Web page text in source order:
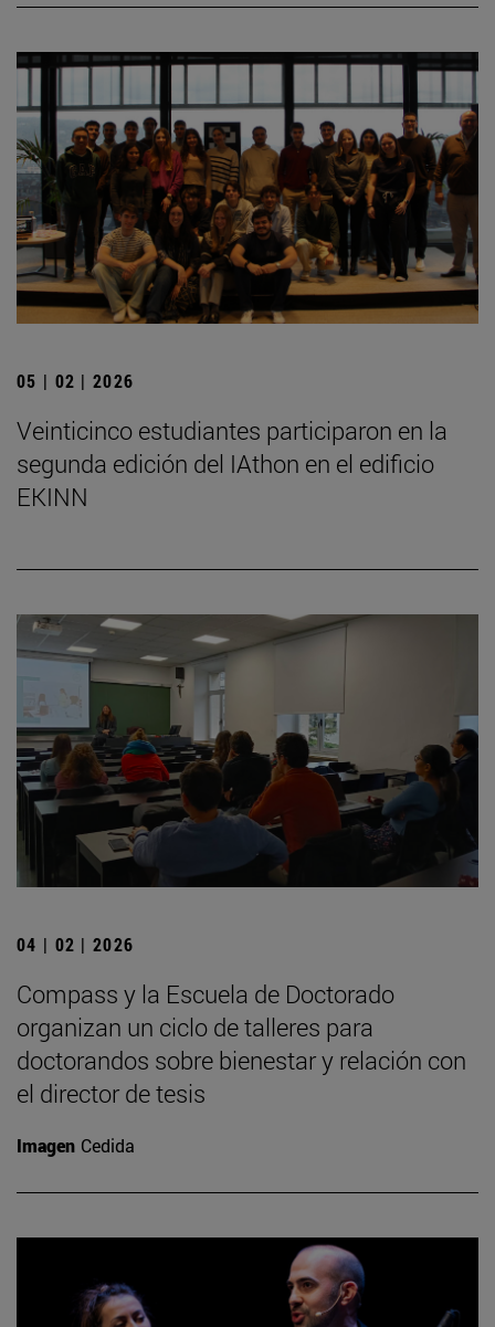
05 | 02 | 2026
Veinticinco estudiantes participaron en la
segunda edición del IAthon en el edificio
EKINN
04 | 02 | 2026
Compass y la Escuela de Doctorado
organizan un ciclo de talleres para
doctorandos sobre bienestar y relación con
el director de tesis
Imagen Cedida